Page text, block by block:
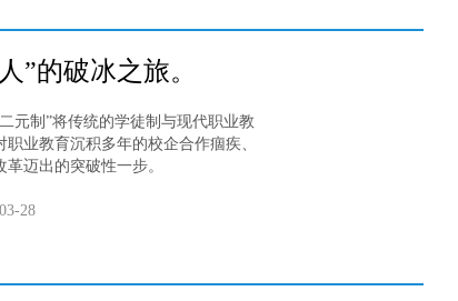
”的破冰之旅。
元制”将传统的学徒制与现代职业教
业教育沉积多年的校企合作痼疾、
迈出的突破性一步。
28